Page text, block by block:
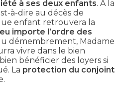
à ses deux enfants. A la
à-dire au décès de
enfant retrouvera la
importe l’ordre des
démembrement, Madame
vivre dans le bien
bénéficier des loyers si
La protection du conjoint